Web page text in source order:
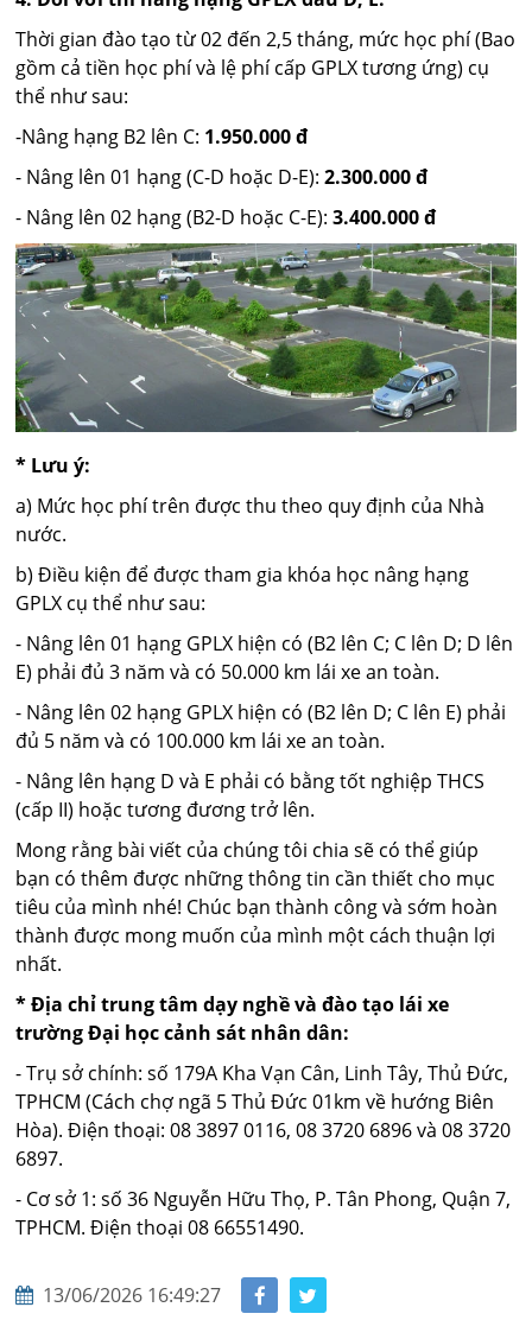
Thời gian đào tạo từ 02 đến 2,5 tháng, mức học phí (Bao
gồm cả tiền học phí và lệ phí cấp GPLX tương ứng) cụ
thể như sau:
-Nâng hạng B2 lên C: 1.950.000 đ
- Nâng lên 01 hạng (C-D hoặc D-E):2.300.000 đ
- Nâng lên 02 hạng (B2-D hoặc C-E):3.400.000 đ
* Lưu ý:
a) Mức học phí trên được thu theo quy định của Nhà
nước.
b) Điều kiện để được tham gia khóa học nâng hạng
GPLX cụ thể như sau:
- Nâng lên 01 hạng GPLX hiện có (B2 lên C; C lên D; D lên
E) phải đủ 3 năm và có 50.000 km lái xe an toàn.
- Nâng lên 02 hạng GPLX hiện có (B2 lên D; C lên E) phải
đủ 5 năm và có 100.000 km lái xe an toàn.
- Nâng lên hạng D và E phải có bằng tốt nghiệp THCS
(cấp II) hoặc tương đương trở lên.
Mong rằng bài viết của chúng tôi chia sẽ có thể giúp
bạn có thêm được những thông tin cần thiết cho mục
tiêu của mình nhé! Chúc bạn thành công và sớm hoàn
thành được mong muốn của mình một cách thuận lợi
nhất.
* Địa chỉ trung tâm dạy nghề và đào tạo lái xe
trường Đại học cảnh sát nhân dân:
- Trụ sở chính: số 179A Kha Vạn Cân, Linh Tây, Thủ Đức,
TPHCM (Cách chợ ngã 5 Thủ Đức 01km về hướng Biên
Hòa). Điện thoại: 08 3897 0116, 08 3720 6896 và 08 3720
6897.
- Cơ sở 1: số 36 Nguyễn Hữu Thọ, P. Tân Phong, Quận 7,
TPHCM. Điện thoại 08 66551490.
13/06/2026 16:49:27